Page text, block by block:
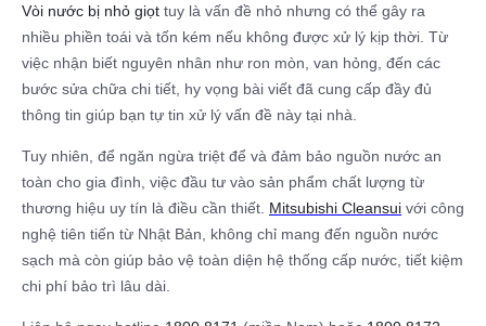
Vòi nước bị nhỏ giọt tuy là vấn đề nhỏ nhưng có thể gây ra
nhiều phiền toái và tốn kém nếu không được xử lý kịp thời. Từ
việc nhận biết nguyên nhân như ron mòn, van hỏng, đến các
bước sửa chữa chi tiết, hy vọng bài viết đã cung cấp đầy đủ
thông tin giúp bạn tự tin xử lý vấn đề này tại nhà.
Tuy nhiên, để ngăn ngừa triệt để và đảm bảo nguồn nước an
toàn cho gia đình, việc đầu tư vào sản phẩm chất lượng từ
thương hiệu uy tín là điều cần thiết. Mitsubishi Cleansui với công
nghệ tiên tiến từ Nhật Bản, không chỉ mang đến nguồn nước
sạch mà còn giúp bảo vệ toàn diện hệ thống cấp nước, tiết kiệm
chi phí bảo trì lâu dài.